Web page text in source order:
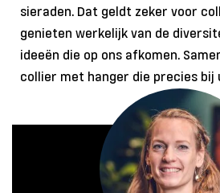
sieraden. Dat geldt zeker voor
genieten werkelijk van de
ideeën die op ons afkomen.
collier met hanger die precies bij